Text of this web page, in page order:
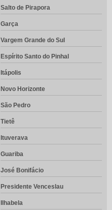
Salto de Pirapora
Garça
Vargem Grande do Sul
Espírito Santo do Pinhal
Itápolis
Novo Horizonte
São Pedro
Tietê
Ituverava
Guariba
José Bonifácio
Presidente Venceslau
Ilhabela